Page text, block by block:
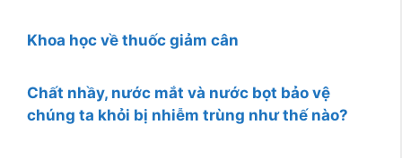
Khoa học về thuốc giảm cân
Chất nhầy, nước mắt và nước bọt bảo vệ
chúng ta khỏi bị nhiễm trùng như thế nào?